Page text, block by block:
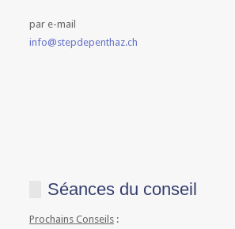
par e-mail
info@stepdepenthaz.ch
Séances du conseil
Prochains Conseils :